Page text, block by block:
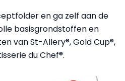
en ga zelf aan de
basisgrondstoffen en
van St-Allery®, Gold Cup®,
du Chef®.